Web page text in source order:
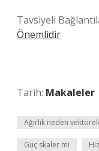
Tavsiyeli
Önemlidir
Tarih: Makaleler
Ağırlık neden
Güç skaler mi